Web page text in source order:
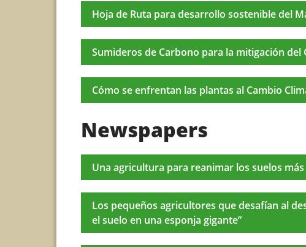
Hoja de Ruta para desarrollo sostenible del
Sumideros de Carbono para la mitigación del
Cómo se enfrentan las plantas al Cambio
Newspapers
Una agricultura para reanimar los suelos
Los pequeños agricultores que desafían al
el suelo en una esponja gigante”